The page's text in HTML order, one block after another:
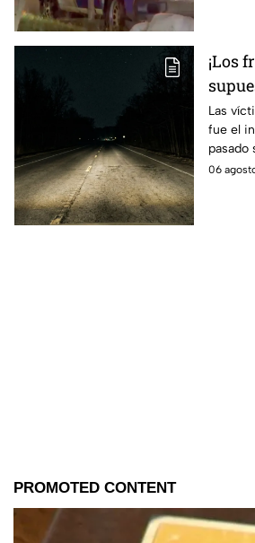
¡Los
Las
fue el
pasado
06